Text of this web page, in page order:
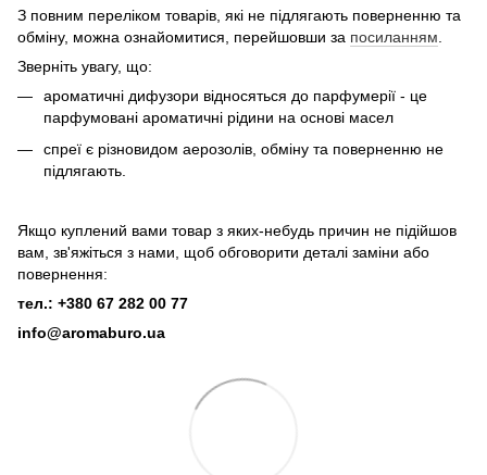
З повним переліком товарів, які не підлягають поверненню та
обміну, можна ознайомитися, перейшовши за посиланням.
Зверніть увагу, що:
ароматичні дифузори відносяться до парфумерії - це
парфумовані ароматичні рідини на основі масел
спреї є різновидом аерозолів, обміну та поверненню не
підлягають.
Якщо куплений вами товар з яких-небудь причин не підійшов
вам, зв'яжіться з нами, щоб обговорити деталі заміни або
повернення:
тел.: +380 67 282 00 77
info@aromaburo.ua